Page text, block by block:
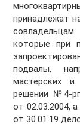
принадлежат
которые при
подвалы,
мастерских
решении №4-
от 02.03.2004,
от 30.01.19